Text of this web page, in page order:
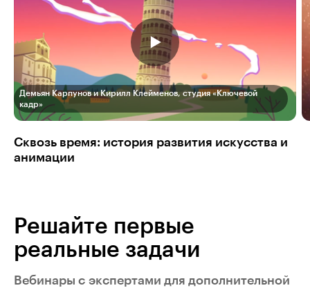
Демьян Карпунов и Кирилл Клейменов, студия «Ключевой
кадр»
Сквозь время: история развития искусства и
анимации
Решайте первые
реальные задачи
Вебинары с экспертами для дополнительной